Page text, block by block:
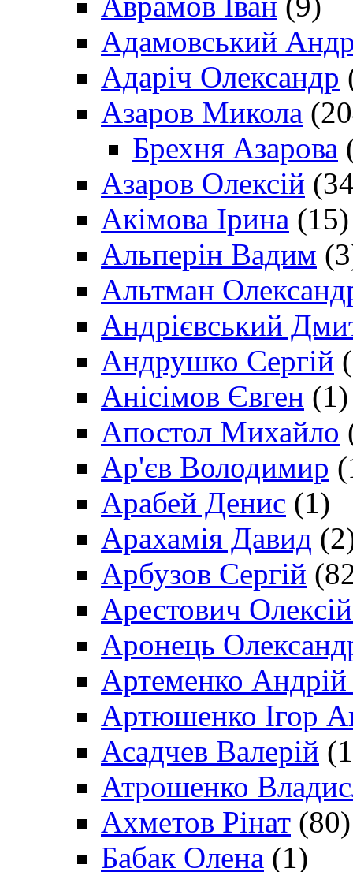
Адамовський
Адаріч Олександр
Азаров Микола
Брехня Азарова
Азаров Олексій
Акімова Ірина (15)
Альперін Вадим
Альтман
Андрієвський
Андрушко Сергій
Анісімов Євген (1)
Апостол Михайло
Ар'єв Володимир
Арабей Денис (1)
Арахамія Давид
Арбузов Сергій
Арестович
Аронець
Артеменко Андрій
Артюшенко Ігор
Асадчев Валерій
Атрошенко
Ахметов Рінат (80)
Бабак Олена (1)